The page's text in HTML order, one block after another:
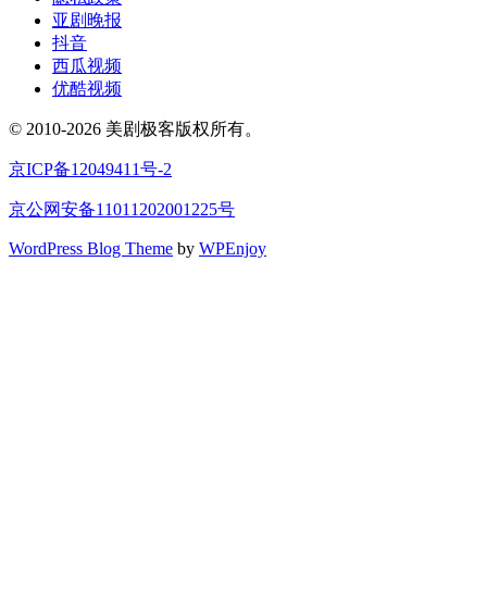
亚剧晚报
抖音
西瓜视频
优酷视频
© 2010-2026 美剧极客版权所有。
京ICP备12049411号-2
京公网安备11011202001225号
WordPress Blog Theme by WPEnjoy